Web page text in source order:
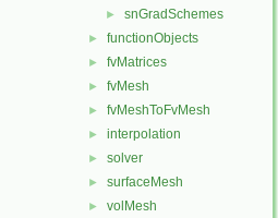
► snGradSchemes
► functionObjects
► fvMatrices
► fvMesh
► fvMeshToFvMesh
► interpolation
► solver
► surfaceMesh
► volMesh